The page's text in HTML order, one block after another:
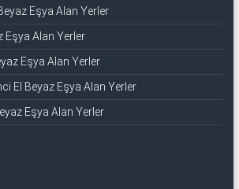
Eşya Alan Yerler
Eşya Alan Yerler
Eşya Alan Yerler
El Beyaz Eşya Alan Yerler
Eşya Alan Yerler